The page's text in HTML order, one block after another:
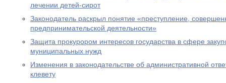
лечении детей-сирот
Законодатель раскрыл понятие «преступление,
предпринимательской деятельности»
Защита прокурором интересов государства в сфере
муниципальных нужд
Изменения в законодательстве об административной
клевету